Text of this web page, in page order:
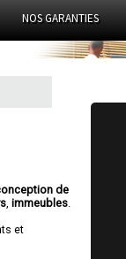
NOS GARANTIES
de
,immeubles.
et